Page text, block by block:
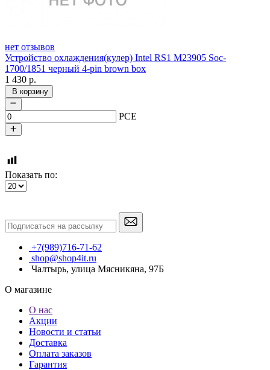
нет отзывов
Устройство охлаждения(кулер) Intel RS1 M23905 Soc-
1700/1851 черный 4-pin brown box
1 430 р.
В корзину
PCE
Показать по:
+7(989)716-71-62
shop@shop4it.ru
Чалтырь, улица Мясникяна, 97Б
О магазине
О нас
Акции
Новости и статьи
Доставка
Оплата заказов
Гарантия